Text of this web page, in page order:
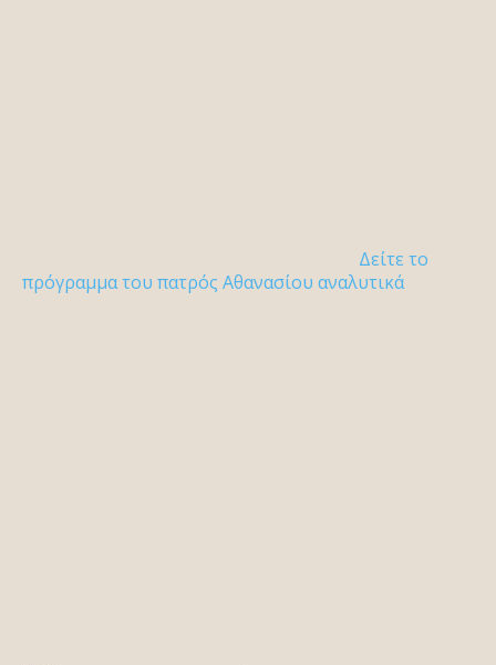
Δείτε το
πρόγραμμα του πατρός Αθανασίου αναλυτικά